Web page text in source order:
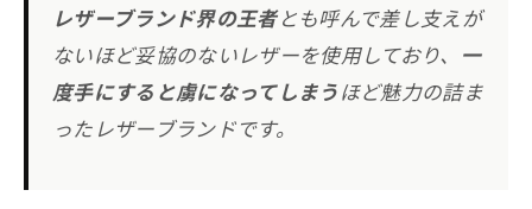
レザーブランド界の王者とも呼んで差し支えが
ないほど妥協のないレザーを使用しており、 一
度手にすると虜になってしまうほど魅力の詰ま
ったレザーブランドです。